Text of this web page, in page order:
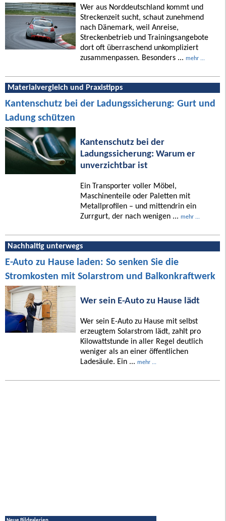
Wer aus Norddeutschland kommt und
Streckenzeit sucht, schaut zunehmend
nach Dänemark, weil Anreise,
Streckenbetrieb und Trainingsangebote
dort oft überraschend unkompliziert
zusammenpassen. Besonders ... mehr ...
Materialvergleich und Praxistipps
Kantenschutz bei der Ladungssicherung: Gurt und
Ladung schützen
Kantenschutz bei der
Ladungssicherung: Warum er
unverzichtbar ist
Ein Transporter voller Möbel,
Maschinenteile oder Paletten mit
Metallprofilen – und mittendrin ein
Zurrgurt, der nach wenigen ... mehr ...
Nachhaltig unterwegs
E-Auto zu Hause laden: So senken Sie die
Stromkosten mit Solarstrom und Balkonkraftwerk
Wer sein E-Auto zu Hause lädt
Wer sein E-Auto zu Hause mit selbst
erzeugtem Solarstrom lädt, zahlt pro
Kilowattstunde in aller Regel deutlich
weniger als an einer öffentlichen
Ladesäule. Ein ... mehr ...